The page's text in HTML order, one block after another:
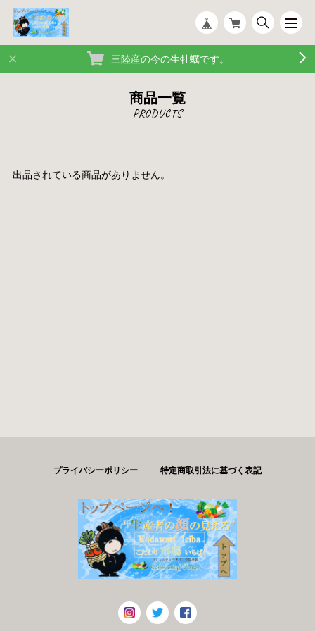
三陸産の今の生牡蠣です。
商品一覧
出品されている商品がありません。
プライバシーポリシー 特定商取引法に基づく表記